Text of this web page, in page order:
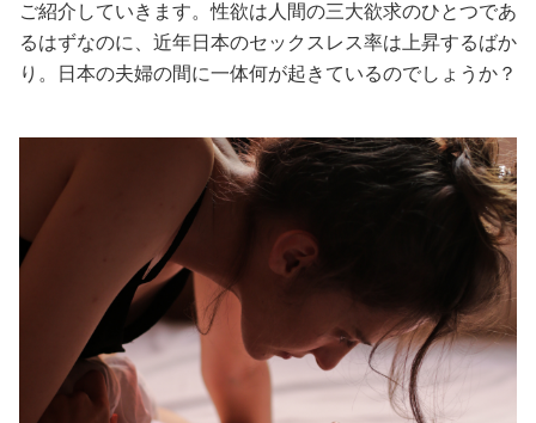
ファッション
ワークスタイル
妊娠/出産/家族
ココロ/カラダ
ご紹介していきます。性欲は人間の三大欲求のひとつであ
るはずなのに、近年日本のセックスレス率は上昇するばか
り。日本の夫婦の間に一体何が起きているのでしょうか？